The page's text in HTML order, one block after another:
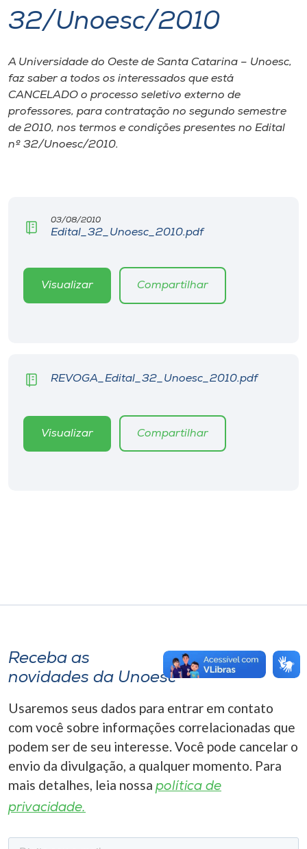
I.nova
Diplomados
Cultura
Editora
Rádio
Store
Selecione
o idioma
32/Unoesc/2010
A Universidade do Oeste de Santa Catarina – Unoesc,
faz saber a todos os interessados que está
CANCELADO o processo seletivo externo de
professores, para contratação no segundo semestre
de 2010, nos termos e condições presentes no Edital
nº 32/Unoesc/2010.
03/08/2010
Edital_32_Unoesc_2010.pdf
Visualizar Compartilhar
REVOGA_Edital_32_Unoesc_2010.pdf
Visualizar Compartilhar
Receba as
novidades da Unoesc
Usaremos seus dados para entrar em contato
com você sobre informações correlacionadas que
podem ser de seu interesse. Você pode cancelar o
envio da divulgação, a qualquer momento. Para
mais detalhes, leia nossa política de
privacidade.